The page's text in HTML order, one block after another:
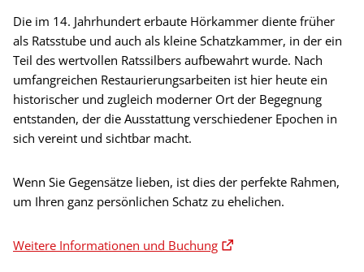
Die im 14. Jahrhundert erbaute Hörkammer diente früher
als Ratsstube und auch als kleine Schatzkammer, in der ein
Teil des wertvollen Ratssilbers aufbewahrt wurde. Nach
umfangreichen Restaurierungsarbeiten ist hier heute ein
historischer und zugleich moderner Ort der Begegnung
entstanden, der die Ausstattung verschiedener Epochen in
sich vereint und sichtbar macht.
Wenn Sie Gegensätze lieben, ist dies der perfekte Rahmen,
um Ihren ganz persönlichen Schatz zu ehelichen.
Weitere Informationen und Buchung